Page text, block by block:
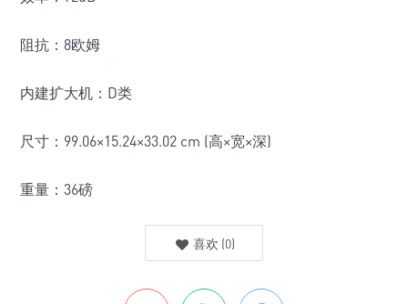
阻抗：8欧姆
内建扩大机：D类
尺寸：99.06×15.24×33.02 cm (高×宽×深)
重量：36磅
喜欢 (0)